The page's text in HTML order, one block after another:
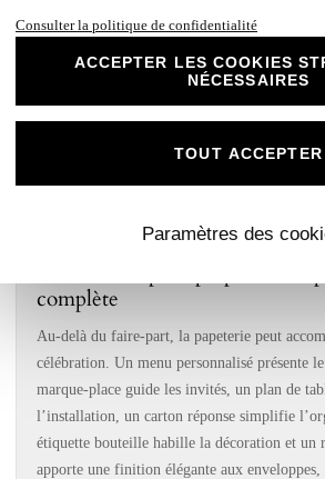
sur mesure. Chaque contenu vous permet
choix en comprenant mieux les possibilités de
Un faire-part personnalisé ne sert pas
devient souvent le premier souvenir conservé
pour cette raison que le thème, les prénoms,
complète
Au-delà du faire-part, la papeterie peut
célébration. Un menu personnalisé présente
marque-place guide les invités, un plan de
l’installation, un carton réponse simplifie
étiquette bouteille habille la décoration et un
apporte une finition élégante aux enveloppes,
Consulter la politique de confidentialité
ACCEPTER LES COOKIES
NÉCESSAIRES
Paramètres des
TOUT ACCEPTER